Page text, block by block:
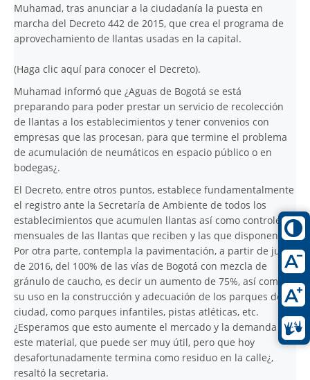
Muhamad, tras anunciar a la ciudadanía la puesta en
marcha del Decreto 442 de 2015, que crea el programa de
aprovechamiento de llantas usadas en la capital.
(Haga clic aquí para conocer el Decreto).
Muhamad informó que ¿Aguas de Bogotá se está
preparando para poder prestar un servicio de recolección
de llantas a los establecimientos y tener convenios con
empresas que las procesan, para que termine el problema
de acumulación de neumáticos en espacio público o en
bodegas¿.
El Decreto, entre otros puntos, establece fundamentalmente
el registro ante la Secretaría de Ambiente de todos los
establecimientos que acumulen llantas así como controles
mensuales de las llantas que reciben y las que disponen.
Por otra parte, contempla la pavimentación, a partir de julio
de 2016, del 100% de las vías de Bogotá con mezcla de
gránulo de caucho, es decir un aumento de 75%, así como
su uso en la construcción y adecuación de los parques de la
ciudad, como parques infantiles, pistas atléticas, etc.
¿Esperamos que esto aumente el mercado y la demanda de
este material, que puede ser muy útil, pero que hoy
desafortunadamente termina como residuo en la calle¿,
resaltó la secretaria.